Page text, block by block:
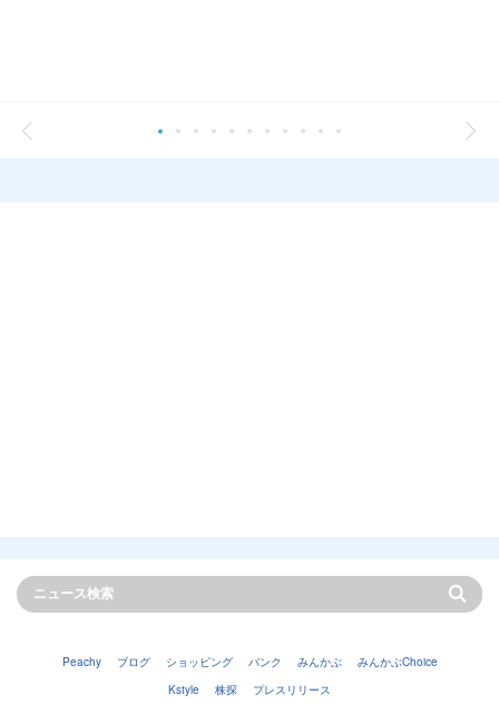
Peachy ブログ ショッピング バンク みんかぶ
みんかぶChoice
Kstyle
株探 プレスリリース